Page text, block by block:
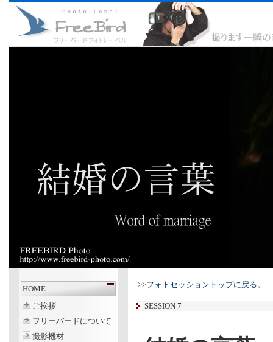
HOME
ご挨拶
フリーバードについて
撮影機材
>>フォトセッショントップに戻る。
SESSION 7